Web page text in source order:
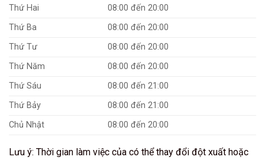
Thứ Hai
08:00 đến 20:00
Thứ Ba
08:00 đến 20:00
Thứ Tư
08:00 đến 20:00
Thứ Năm
08:00 đến 20:00
Thứ Sáu
08:00 đến 21:00
Thứ Bảy
08:00 đến 21:00
Chủ Nhật
08:00 đến 20:00
Lưu ý: Thời gian làm việc của có thể thay đổi đột xuất hoặc